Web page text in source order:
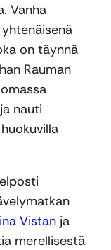
Vanha
on täynnä
Rauman
nauti
Vistan ja
merellisestä